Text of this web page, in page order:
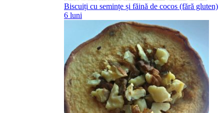
Biscuiți cu semințe și făină de cocos (fără gluten)
6 luni